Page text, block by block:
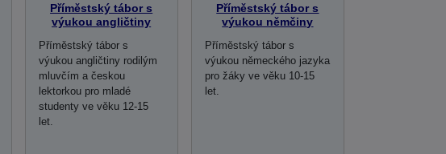
Příměstský tábor s
výukou angličtiny
Příměstský tábor s
výukou angličtiny rodilým
mluvčím a českou
lektorkou pro mladé
studenty ve věku 12-15
let.
Příměstský tábor s
výukou němčiny
Příměstský tábor s
výukou německého jazyka
pro žáky ve věku 10-15
let.